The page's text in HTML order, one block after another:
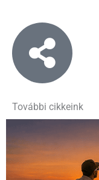
További cikkeink